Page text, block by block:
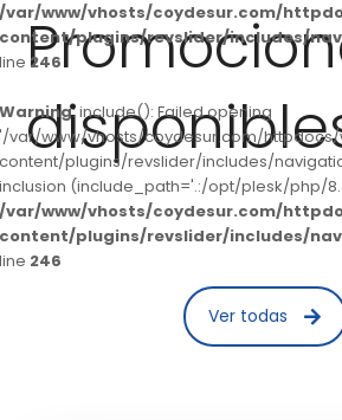
/var/www/vhosts/coydesur.com/
content/plugins/revslider/includes/
line 246
Warning: include(): Failed opening
'/var/www/vhosts/coydesur.com/
content/plugins/revslider/includes/
inclusion (include_path='.:/opt/plesk/php/
/var/www/vhosts/coydesur.com/
content/plugins/revslider/includes/
line 246
Ver todas